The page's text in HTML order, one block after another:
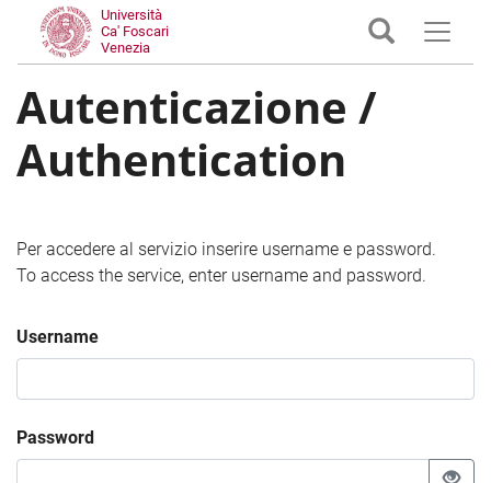
Università
Ca' Foscari
Venezia
Autenticazione /
Authentication
Per accedere al servizio inserire username e password.
To access the service, enter username and password.
Username
Password